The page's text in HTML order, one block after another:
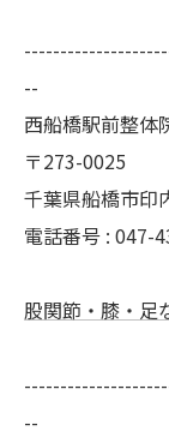
--
西船橋駅前整体
〒273-0025
千葉県船橋市印
電話番号 : 047-
股関節・膝・足
--